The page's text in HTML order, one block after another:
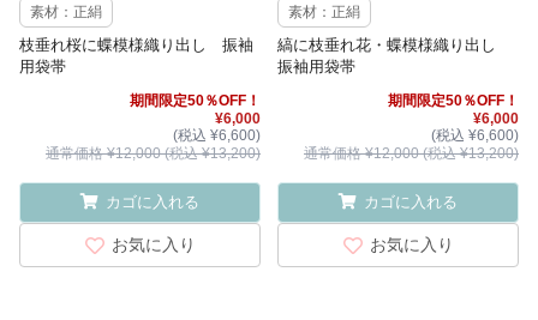
素材：正絹
枝垂れ桜に蝶模様織り出し 振袖
用袋帯
期間限定50％OFF！
¥6,000
(税込 ¥6,600)
通常価格 ¥12,000 (税込 ¥13,200)
カゴに入れる
お気に入り
素材：正絹
縞に枝垂れ花・蝶模様織り出し
振袖用袋帯
期間限定50％OFF！
¥6,000
(税込 ¥6,600)
通常価格 ¥12,000 (税込 ¥13,200)
カゴに入れる
お気に入り